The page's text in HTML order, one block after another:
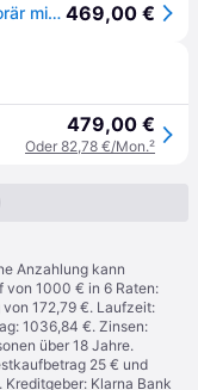
OM SYSTEM Tough TG-7 rot | ✔️ Temporär mit Kostenlose Geschenkbox i.W.v. 160 € 469,00 €
479,00 €
Oder 82,78 €/Mon.²
Anzahlung kann
von 1000 € in 6 Raten:
172,79 €. Laufzeit:
1036,84 €. Zinsen:
über 18 Jahre.
25 € und
Klarna Bank